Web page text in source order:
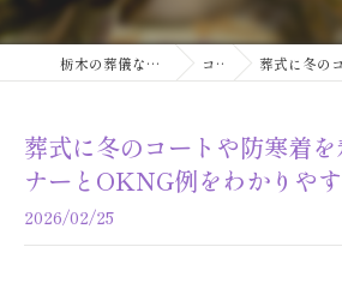
栃木の葬儀なら小山あんしん葬祭 コラム 葬式に冬のコートや防寒着
葬式に冬のコートや防寒着
ナーとOKNG例をわかりや
2026/02/25